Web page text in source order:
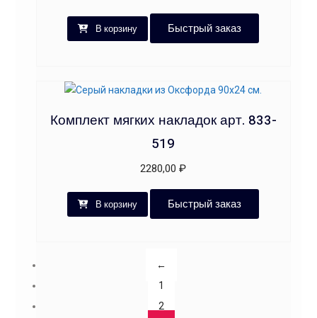
В корзину Быстрый заказ
Комплект мягких накладок арт. 833-
519
2280,00₽
В корзину Быстрый заказ
←
1
2